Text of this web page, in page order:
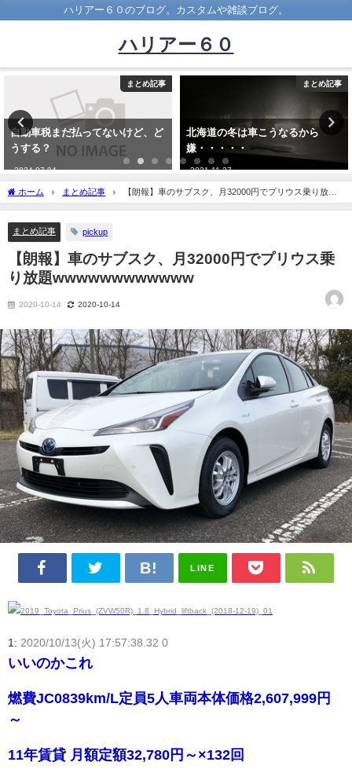
ハリアー６０のブログ。カスタムや雑談ブログ。
ハリアー６０
まとめ記事
北海道の冬は車こうなるから
嫌・・・・・
2021-11-27
まとめ記事
【朗報】スバル、樹脂製タイミン
グチェーンカバー採用で軽量化に
2021-02-02
ホーム まとめ記事
【朗報】車のサブスク、月32000円でプリウス乗り放題
wwwwwwwwwwww
まとめ記事 pickup
【朗報】車のサブスク、月32000円でプリウス乗
り放題wwwwwwwwwwww
2020-10-14 2020-10-14
LINE
1: 2020/10/13(火) 17:57:38.32 0
いいのかこれ
燃費JC0839km/L定員5人車両本体価格2,607,999円
～
11年賃貸 月額定額32,780円～×132回